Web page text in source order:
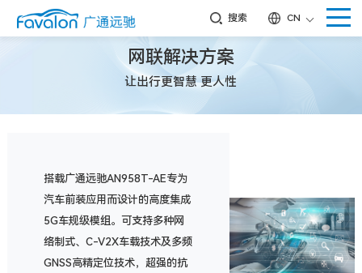
搜索 CN
网联解决方案
让出行更智慧 更人性
搭载广通远驰AN958T-AE专为
汽车前装应用而设计的高度集成
5G车规级模组。可支持多种网
络制式、C-V2X车载技术及多频
GNSS高精定位技术，超强的抗